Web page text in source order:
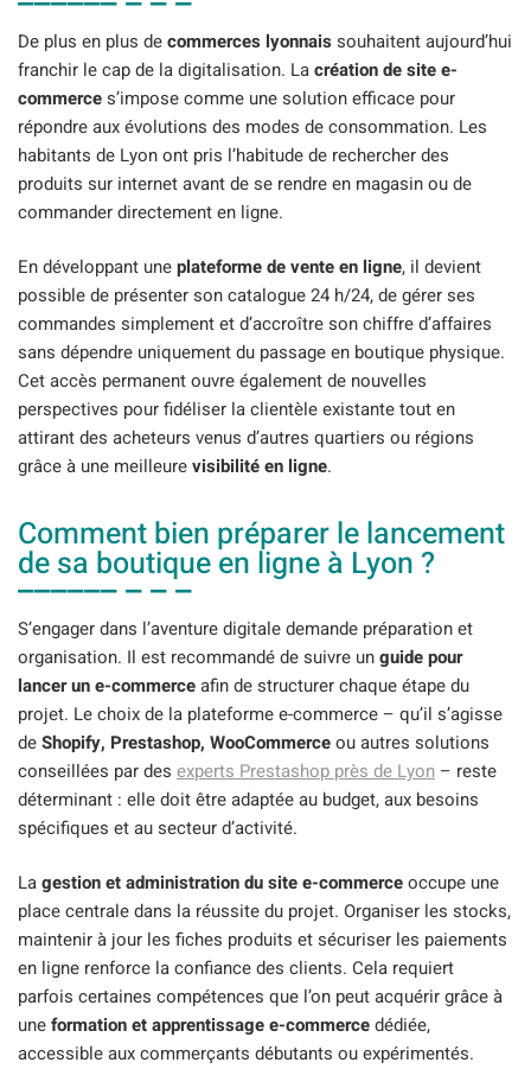
De plus en plus decommerces lyonnaissouhaitent aujourd’hui
franchir le cap de la digitalisation. Lacréation de site e-
commerces’impose comme une solution efficace pour
répondre aux évolutions des modes de consommation. Les
habitants de Lyon ont pris l’habitude de rechercher des
produits sur internet avant de se rendre en magasin ou de
commander directement en ligne.
En développant uneplateforme de vente en ligne, il devient
possible de présenter son catalogue 24 h/24, de gérer ses
commandes simplement et d’accroître son chiffre d’affaires
sans dépendre uniquement du passage en boutique physique.
Cet accès permanent ouvre également de nouvelles
perspectives pour fidéliser la clientèle existante tout en
attirant des acheteurs venus d’autres quartiers ou régions
grâce à une meilleurevisibilité en ligne.
Comment bien préparer le lancement
de sa boutique en ligne à Lyon ?
S’engager dans l’aventure digitale demande préparation et
organisation. Il est recommandé de suivre unguide pour
lancer un e-commerceafin de structurer chaque étape du
projet. Le choix de la plateforme e-commerce – qu’il s’agisse
deShopify, Prestashop, WooCommerceou autres solutions
conseillées par des experts Prestashop près de Lyon – reste
déterminant : elle doit être adaptée au budget, aux besoins
spécifiques et au secteur d’activité.
Lagestion et administration du site e-commerceoccupe une
place centrale dans la réussite du projet. Organiser les stocks,
maintenir à jour les fiches produits et sécuriser les paiements
en ligne renforce la confiance des clients. Cela requiert
parfois certaines compétences que l’on peut acquérir grâce à
uneformation et apprentissage e-commercedédiée,
accessible aux commerçants débutants ou expérimentés.